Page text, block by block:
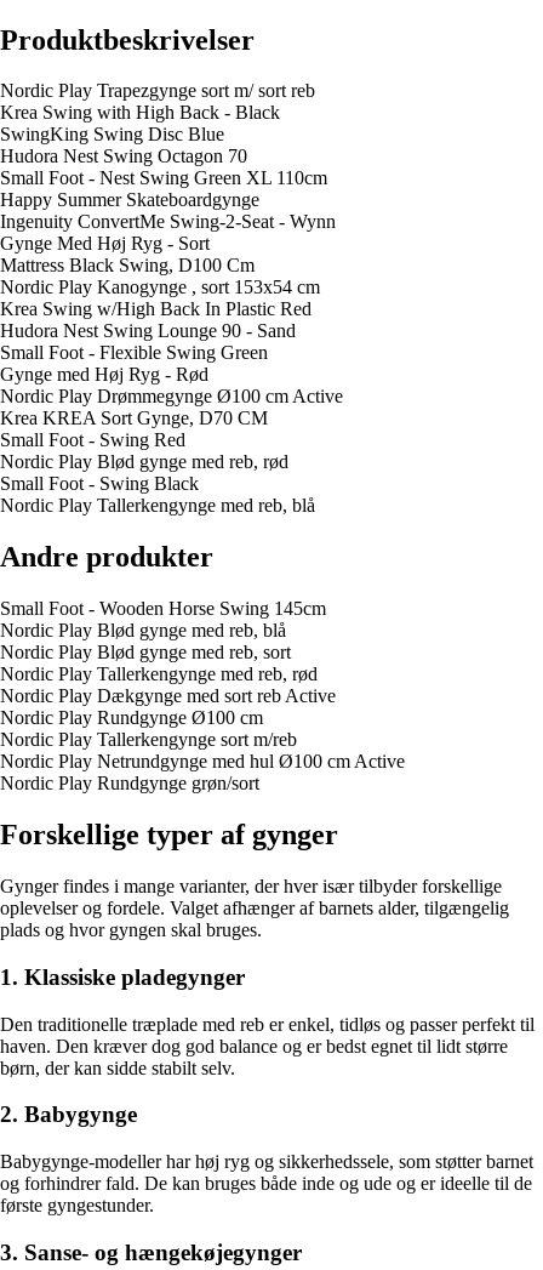
Produktbeskrivelser
Nordic Play Trapezgynge sort m/ sort reb
Krea Swing with High Back - Black
SwingKing Swing Disc Blue
Hudora Nest Swing Octagon 70
Small Foot - Nest Swing Green XL 110cm
Happy Summer Skateboardgynge
Ingenuity ConvertMe Swing-2-Seat - Wynn
Gynge Med Høj Ryg - Sort
Mattress Black Swing, D100 Cm
Nordic Play Kanogynge , sort 153x54 cm
Krea Swing w/High Back In Plastic Red
Hudora Nest Swing Lounge 90 - Sand
Small Foot - Flexible Swing Green
Gynge med Høj Ryg - Rød
Nordic Play Drømmegynge Ø100 cm Active
Krea KREA Sort Gynge, D70 CM
Small Foot - Swing Red
Nordic Play Blød gynge med reb, rød
Small Foot - Swing Black
Nordic Play Tallerkengynge med reb, blå
Andre produkter
Small Foot - Wooden Horse Swing 145cm
Nordic Play Blød gynge med reb, blå
Nordic Play Blød gynge med reb, sort
Nordic Play Tallerkengynge med reb, rød
Nordic Play Dækgynge med sort reb Active
Nordic Play Rundgynge Ø100 cm
Nordic Play Tallerkengynge sort m/reb
Nordic Play Netrundgynge med hul Ø100 cm Active
Nordic Play Rundgynge grøn/sort
Forskellige typer af gynger
Gynger findes i mange varianter, der hver især tilbyder forskellige
oplevelser og fordele. Valget afhænger af barnets alder, tilgængelig
plads og hvor gyngen skal bruges.
1. Klassiske pladegynger
Den traditionelle træplade med reb er enkel, tidløs og passer perfekt til
haven. Den kræver dog god balance og er bedst egnet til lidt større
børn, der kan sidde stabilt selv.
2. Babygynge
Babygynge-modeller har høj ryg og sikkerhedssele, som støtter barnet
og forhindrer fald. De kan bruges både inde og ude og er ideelle til de
første gyngestunder.
3. Sanse- og hængekøjegynger